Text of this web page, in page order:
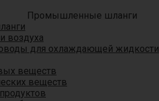
Промышленные шланги
воздуха
для охлаждающей жидкости
веществ
веществ